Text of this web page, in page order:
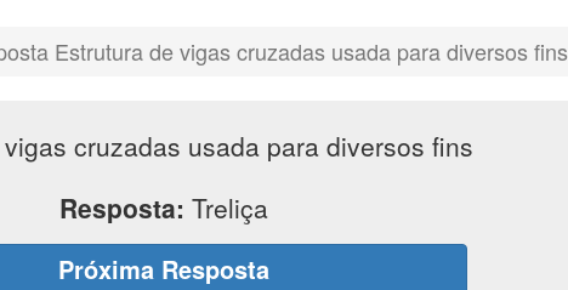
Estrutura de vigas cruzadas usada para diversos fins
cruzadas usada para diversos fins
Resposta: Treliça
Próxima Resposta